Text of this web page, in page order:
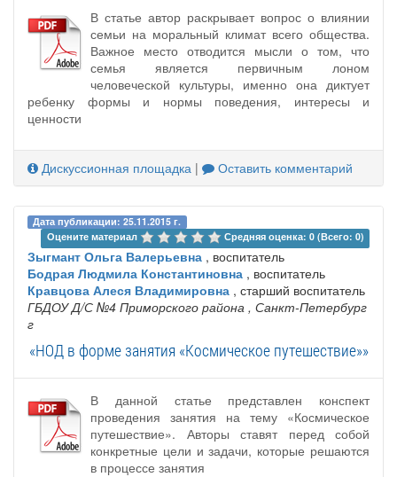
В статье автор раскрывает вопрос о влиянии
семьи на моральный климат всего общества.
Важное место отводится мысли о том, что
семья является первичным лоном
человеческой культуры, именно она диктует
ребенку формы и нормы поведения, интересы и
ценности
Дискуссионная площадка | Оставить комментарий
Дата публикации: 25.11.2015 г.
Оцените материал
Средняя оценка: 0 (Всего: 0)
Зыгмант Ольга Валерьевна , воспитатель
Бодрая Людмила Константиновна , воспитатель
Кравцова Алеся Владимировна , старший воспитатель
ГБДОУ Д/С №4 Приморского района , Санкт-Петербург
г
«НОД в форме занятия «Космическое путешествие»»
В данной статье представлен конспект
проведения занятия на тему «Космическое
путешествие». Авторы ставят перед собой
конкретные цели и задачи, которые решаются
в процессе занятия